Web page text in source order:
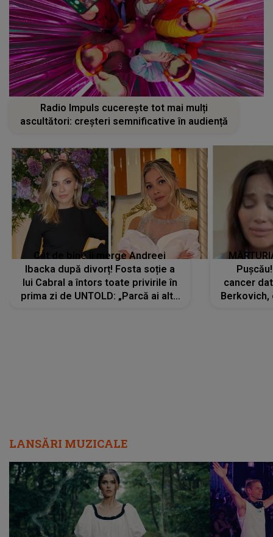
Radio Impuls cucerește tot mai mulți
ascultători: creșteri semnificative în audiență
Cât de bine îi merge Andreei
Ibacka după divorț! Fosta soție a
lui Cabral a întors toate privirile în
prima zi de UNTOLD: „Parcă ai altă
cancer
LANSĂRI MUZICALE